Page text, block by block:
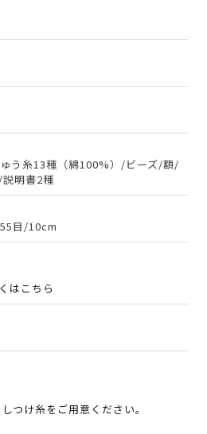
う糸13種（綿100%）/ビーズ/額/
明書2種
目/10cm
はこちら
つけ糸をご用意ください。